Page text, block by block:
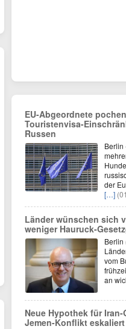
EU-Abgeordnete
Touristenvisa-
Russen
Berlin
der
[…]
Länder wünschen sich
weniger Hauruck-
Berlin
vom
an
Neue Hypothek für Iran-
Jemen-Konflikt eskaliert